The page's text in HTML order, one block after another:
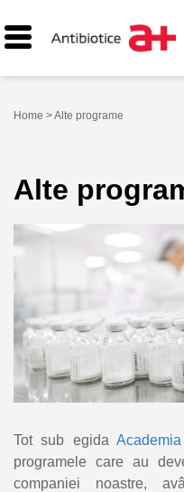
Home > Alte programe
Alte
Tot sub egida
programele care au
companiei noastre,